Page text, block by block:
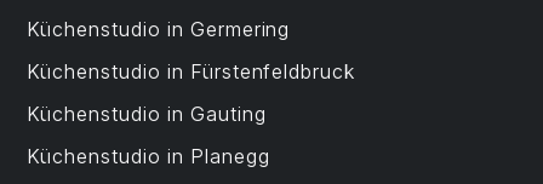
Küchenstudio in Germering
Küchenstudio in Fürstenfeldbruck
Küchenstudio in Gauting
Küchenstudio in Planegg